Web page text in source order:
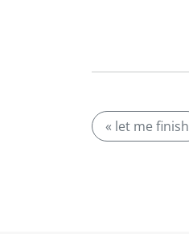
« let me finish